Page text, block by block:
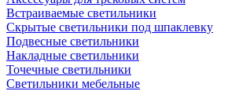
Встраиваемые светильники
Скрытые светильники под шпаклевку
Подвесные светильники
Накладные светильники
Точечные светильники
Светильники мебельные